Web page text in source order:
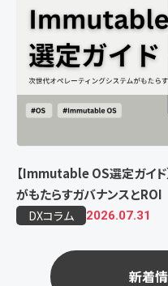
【Immutable OS選定ガイド
がもたらすガバナンスとROI
DXコラム 2026.07.31
新着